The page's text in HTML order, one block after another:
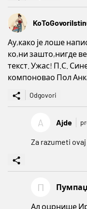
Ау,како је лоше
ко,ни зашто,нигде
текст. Ужас! П.С.
компоновао Пол
Odgovori
A Ajde
Za razumeti
П
Ал оцрнише